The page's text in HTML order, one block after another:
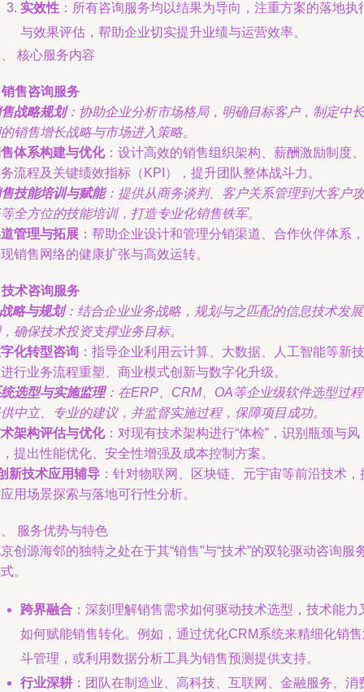
实效性 ：所有咨询服务均以结果为导向，注重方案的落地执
与效果评估，帮助企业切实提升业绩与运营效率。
核心服务内容
售咨询服务
战略规划：协助企业分析市场格局，明确目标客户，制定中长
销售增长战略与市场进入策略。
体系构建与优化：设计高效的销售组织架构、薪酬激励制度、
流程及关键绩效指标（KPI），提升团队整体战斗力。
技能培训与赋能：提供从商务谈判、客户关系管理到大客户攻
全方位的技能培训，打造专业化销售铁军。
管理与拓展 ：帮助企业设计和管理分销渠道、合作伙伴体系，
销售网络的健康扩张与高效运转。
术咨询服务
略与规划：结合企业业务战略，规划与之匹配的信息技术发
确保技术投资支撑业务目标。
化转型咨询 ：指导企业利用云计算、大数据、人工智能等新技
行业务流程重塑、商业模式创新与数字化升级。
选型与实施监理：在ERP、CRM、OA等企业级软件选型过
中立、专业的建议，并监督实施过程，保障项目成功。
架构评估与优化：对现有技术架构进行“体检”，识别瓶颈与风
提出性能优化、安全性增强及成本控制方案。
新技术应用辅导 ：针对物联网、区块链、元宇宙等前沿技术，
用场景探索与落地可行性分析。
服务优势与特色
创源海邻的独特之处在于其“销售”与“技术”的双轮驱动咨询服
。
跨界融合 ：深刻理解销售需求如何驱动技术选型，技术能力
如何赋能销售转化。例如，通过优化CRM系统来精细化销
斗管理，或利用数据分析工具为销售预测提供支持。
行业深耕 ：团队在制造业、高科技、互联网、金融服务、消